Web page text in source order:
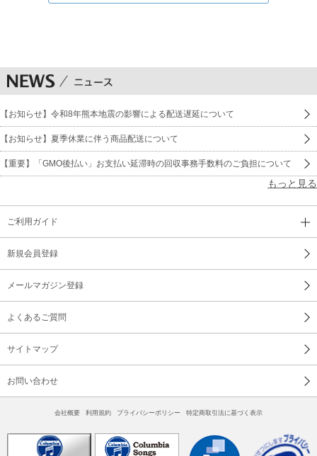
【お知らせ】令和8年熊本地震の影響による配送遅延について
【お知らせ】夏季休業に伴う商品配送について
【重要】「GMO後払い」お支払い延滞時の回収事務手数料のご負担について
もっと見る
ご利用ガイド
新規会員登録
メールマガジン登録
よくあるご質問
サイトマップ
お問い合わせ
会社概要 利用規約 プライバシーポリシー 特定商取引法に基づく表示